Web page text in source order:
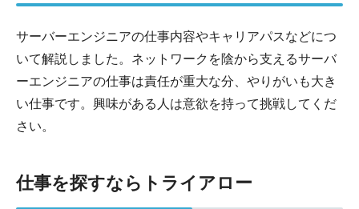
サーバーエンジニアの仕事内容やキャリアパスなどにつ
いて解説しました。ネットワークを陰から支えるサーバ
ーエンジニアの仕事は責任が重大な分、やりがいも大き
い仕事です。興味がある人は意欲を持って挑戦してくだ
さい。
仕事を探すならトライアロー